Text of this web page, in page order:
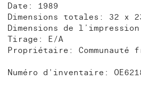
Date: 1989
Dimensions totales: 32 x
Dimensions de
Tirage: E/A
Propriétaire: Communauté
Numéro d'inventaire: